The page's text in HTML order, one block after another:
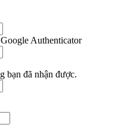
Authenticator
bạn đã nhận được.